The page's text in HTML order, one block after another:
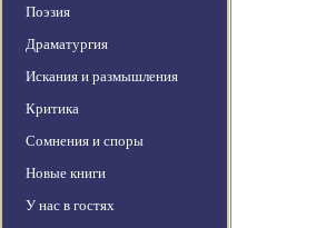
Поэзия
Драматургия
Искания и размышления
Критика
Сомнения и споры
Новые книги
У нас в гостях